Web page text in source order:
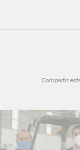
Compartir